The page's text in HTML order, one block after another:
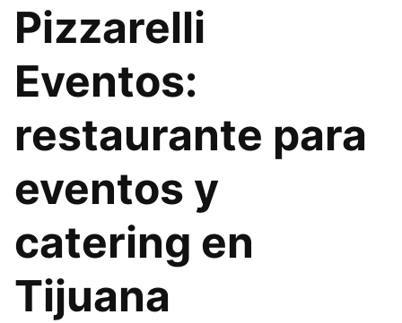
Pizzarelli
Eventos:
restaurante para
eventos y
catering en
Tijuana